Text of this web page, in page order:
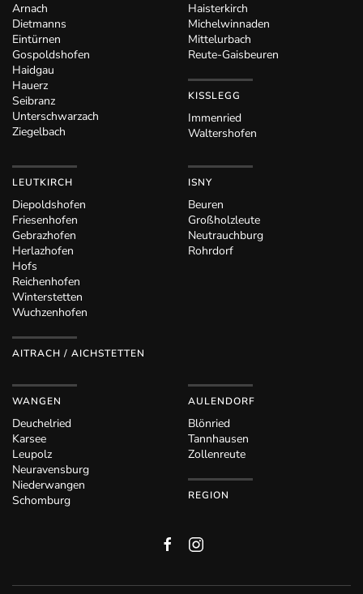
Arnach
Dietmanns
Eintürnen
Gospoldshofen
Haidgau
Hauerz
Seibranz
Unterschwarzach
Ziegelbach
Haisterkirch
Michelwinnaden
Mittelurbach
Reute-Gaisbeuren
KISSLEGG
Immenried
Waltershofen
LEUTKIRCH
Diepoldshofen
Friesenhofen
Gebrazhofen
Herlazhofen
Hofs
Reichenhofen
Winterstetten
Wuchzenhofen
AITRACH / AICHSTETTEN
ISNY
Beuren
Großholzleute
Neutrauchburg
Rohrdorf
WANGEN
Deuchelried
Karsee
Leupolz
Neuravensburg
Niederwangen
Schomburg
AULENDORF
Blönried
Tannhausen
Zollenreute
REGION